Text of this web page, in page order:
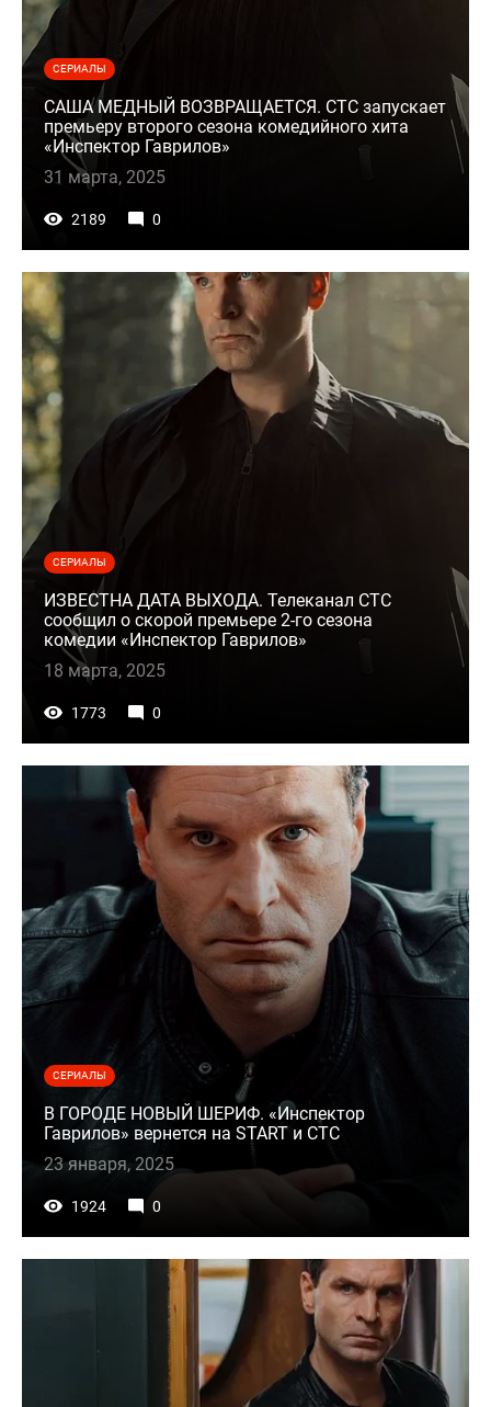
СЕРИАЛЫ
САША МЕДНЫЙ ВОЗВРАЩАЕТСЯ. СТС запускает
премьеру второго сезона комедийного хита
«Инспектор Гаврилов»
31 марта, 2025
2189 0
СЕРИАЛЫ
ИЗВЕСТНА ДАТА ВЫХОДА. Телеканал СТС
сообщил о скорой премьере 2-го сезона
комедии «Инспектор Гаврилов»
18 марта, 2025
1773 0
СЕРИАЛЫ
В ГОРОДЕ НОВЫЙ ШЕРИФ. «Инспектор
Гаврилов» вернется на START и СТС
23 января, 2025
1924 0